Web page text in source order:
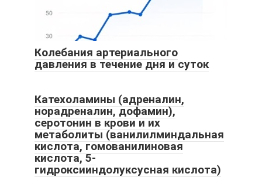
Колебания артериального
давления в течение дня и суток
Катехоламины (адреналин,
норадреналин, дофамин),
серотонин в крови и их
метаболиты (ванилилминдальная
кислота, гомованилиновая
кислота, 5-
гидроксииндолуксусная кислота)